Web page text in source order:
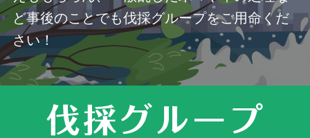
ど事後のことでも伐採グループをご用命くだ
さい！